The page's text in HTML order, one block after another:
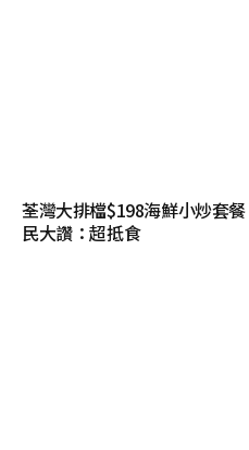
荃灣大排檔$198海鮮小炒套
民大讚：超抵食